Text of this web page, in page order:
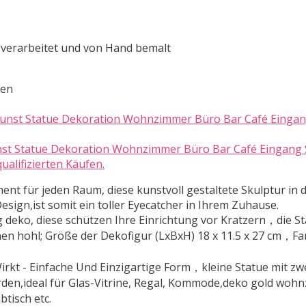
und von Hand bemalt
Statue Dekoration Wohnzimmer Büro Bar Café Eingang
Käufen.
für jeden Raum, diese kunstvoll gestaltete Skulptur in
somit ein toller Eyecatcher in Ihrem Zuhause.
diese schützen Ihre Einrichtung vor Kratzern，die
hohl; Größe der Dekofigur (LxBxH) 18 x 11.5 x 27 cm，
- Einfache Und Einzigartige Form，kleine Statue mit
für Glas-Vitrine, Regal, Kommode,deko gold
etc.